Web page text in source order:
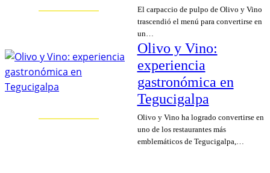
El carpaccio de pulpo de Olivo y Vino
trascendió el menú para convertirse en
un…
Olivo y Vino:
experiencia
gastronómica en
Tegucigalpa
Olivo y Vino ha logrado convertirse en
uno de los restaurantes más
emblemáticos de Tegucigalpa,…